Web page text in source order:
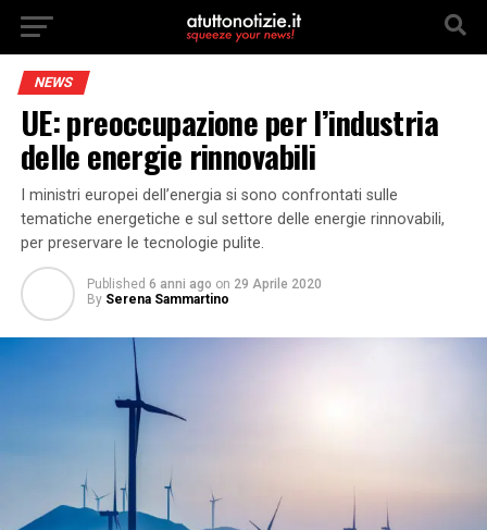
NEWS
UE: preoccupazione per l’industria
delle energie rinnovabili
I ministri europei dell’energia si sono confrontati sulle
tematiche energetiche e sul settore delle energie rinnovabili,
per preservare le tecnologie pulite.
Published 6 anni ago on 29 Aprile 2020
By Serena Sammartino